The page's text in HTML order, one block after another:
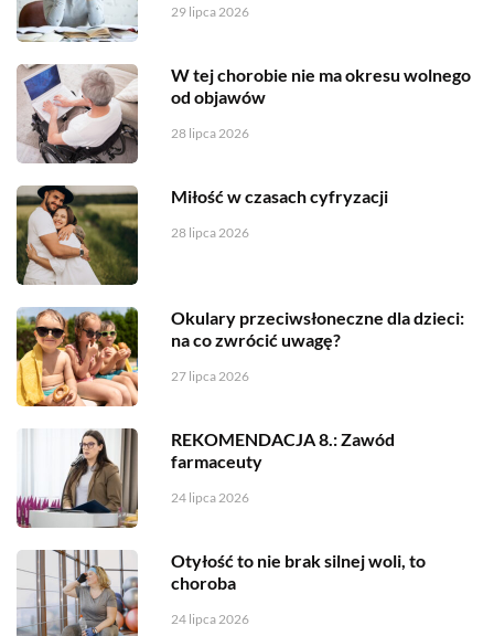
29 lipca 2026
W tej chorobie nie ma okresu wolnego
od objawów
28 lipca 2026
Miłość w czasach cyfryzacji
28 lipca 2026
Okulary przeciwsłoneczne dla dzieci:
na co zwrócić uwagę?
27 lipca 2026
REKOMENDACJA 8.: Zawód
farmaceuty
24 lipca 2026
Otyłość to nie brak silnej woli, to
choroba
24 lipca 2026